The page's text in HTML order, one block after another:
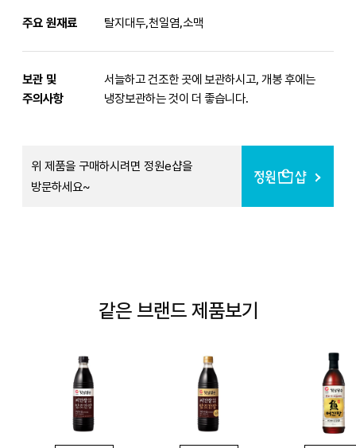
주요 원재료 탈지대두,천일염,소맥
보관 및
주의사항
서늘하고 건조한 곳에 보관하시고, 개봉 후에는
냉장보관하는 것이 더 좋습니다.
위 제품을 구매하시려면 정원e샵을
방문하세요~
같은 브랜드 제품보기